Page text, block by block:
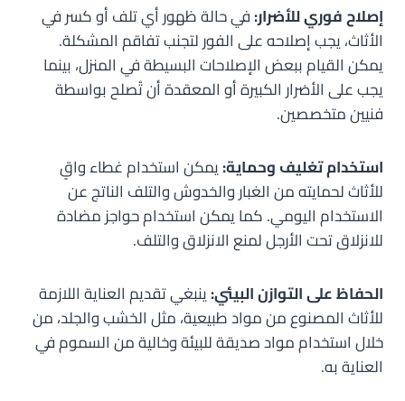
إصلاح فوري للأضرار:في حالة ظهور أي تلف أو كسر في
الأثاث، يجب إصلاحه على الفور لتجنب تفاقم المشكلة.
يمكن القيام ببعض الإصلاحات البسيطة في المنزل، بينما
يجب على الأضرار الكبيرة أو المعقدة أن تُصلح بواسطة
فنيين متخصصين.
استخدام تغليف وحماية:يمكن استخدام غطاء واقٍ
للأثاث لحمايته من الغبار والخدوش والتلف الناتج عن
الاستخدام اليومي. كما يمكن استخدام حواجز مضادة
للانزلاق تحت الأرجل لمنع الانزلاق والتلف.
الحفاظ على التوازن البيئي:ينبغي تقديم العناية اللازمة
للأثاث المصنوع من مواد طبيعية، مثل الخشب والجلد، من
خلال استخدام مواد صديقة للبيئة وخالية من السموم في
العناية به.